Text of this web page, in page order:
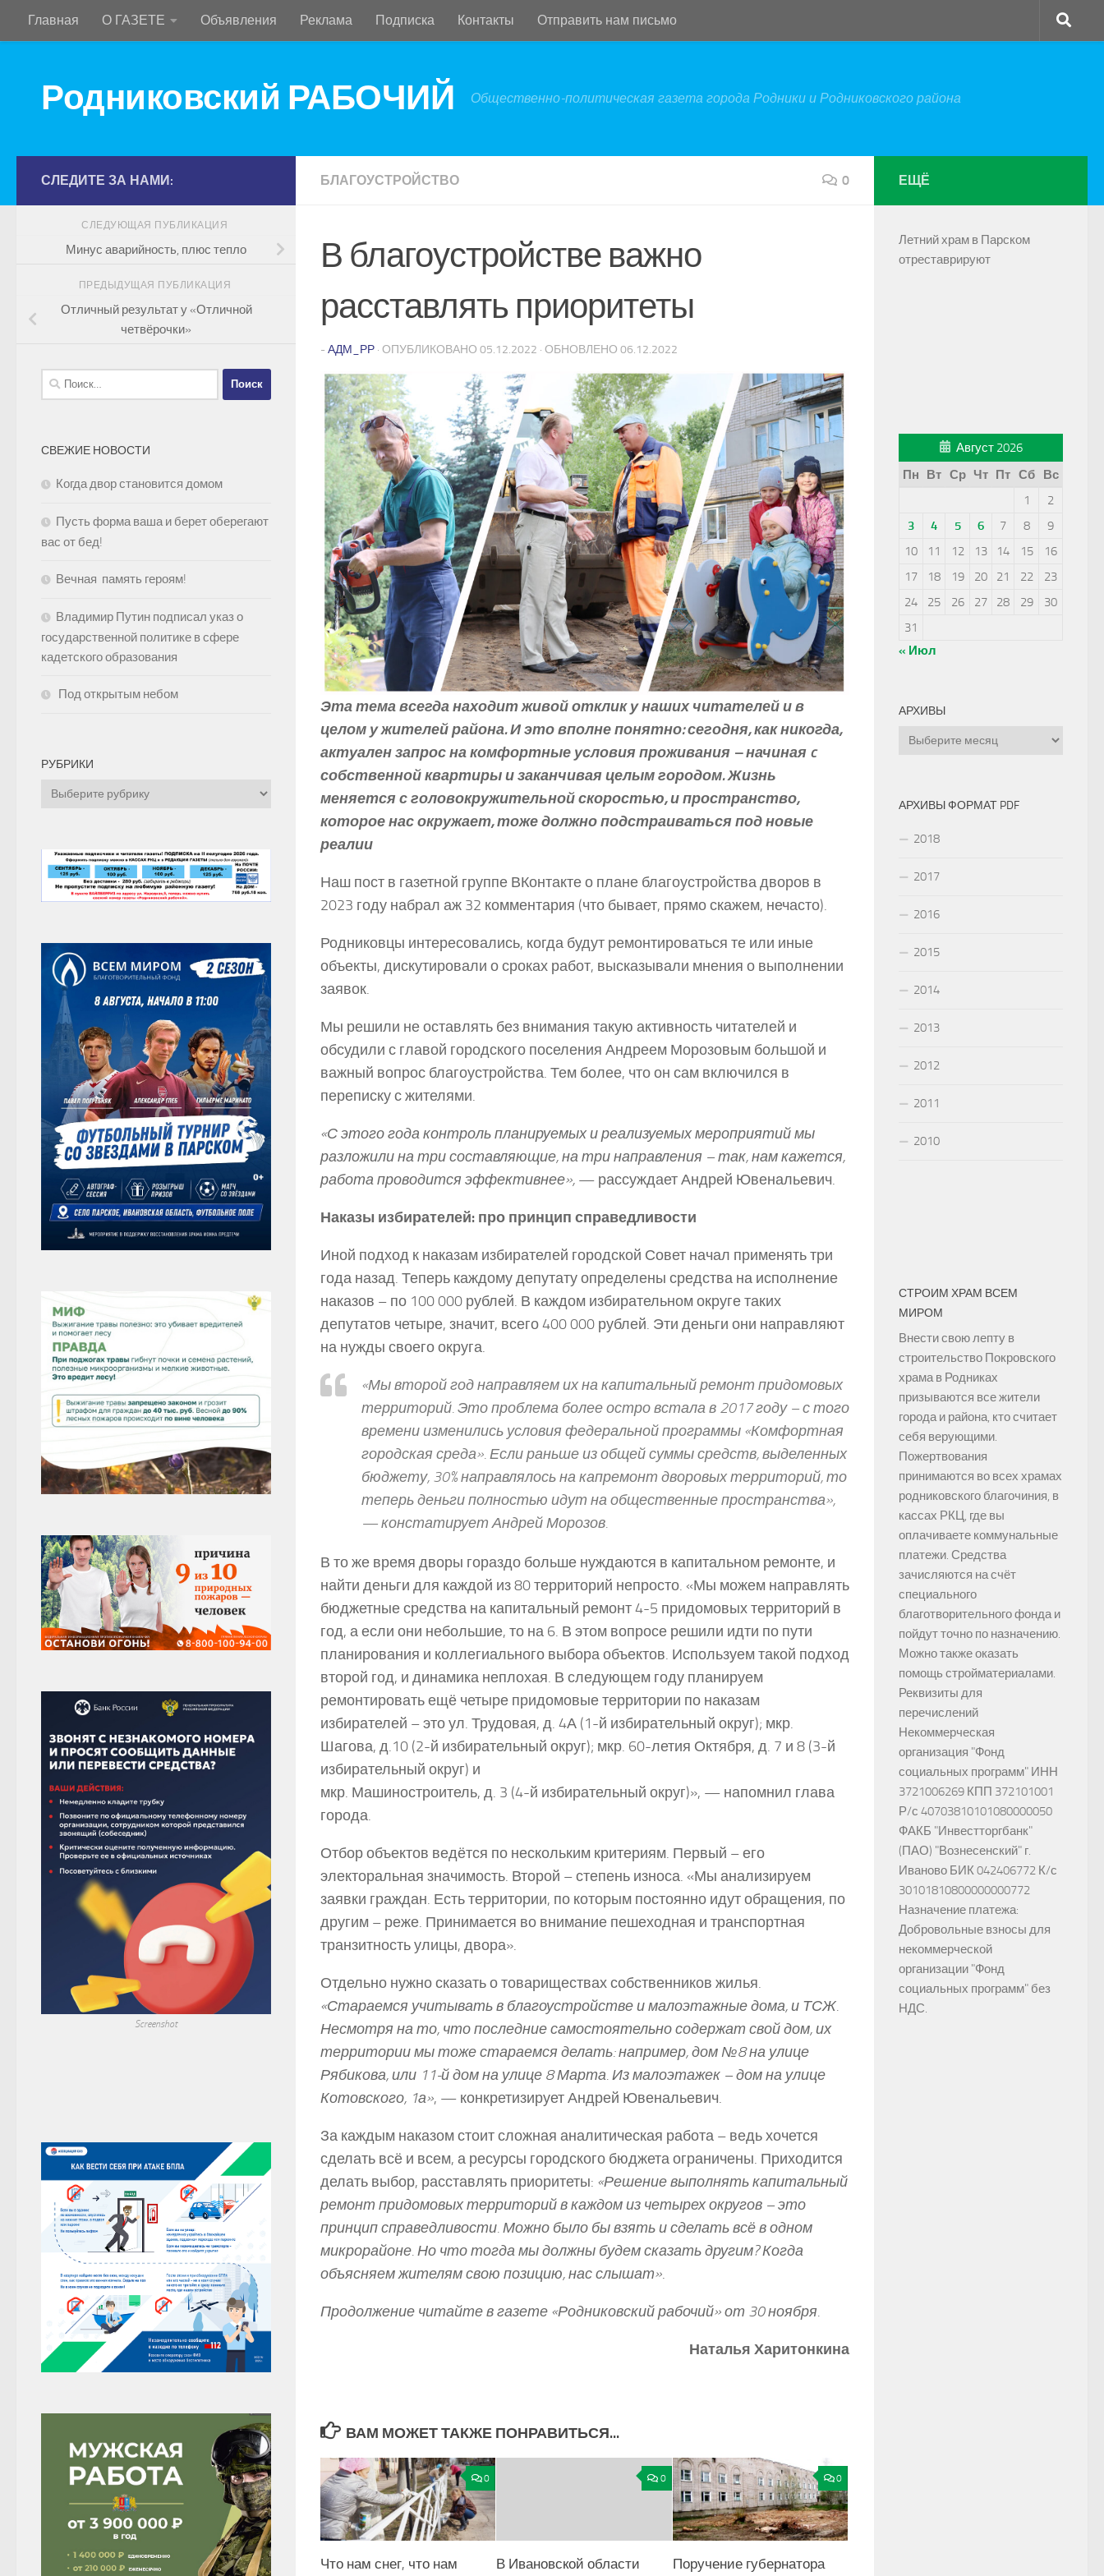
Перейти к содержимому
Главная О ГАЗЕТЕ Объявления Реклама Подписка Контакты Отправить нам письмо
Родниковский РАБОЧИЙ Общественно-политическая газета города Родники и Родниковского района
БЛАГОУСТРОЙСТВО 0
В благоустройстве важно
расставлять приоритеты
- АДМ_РР · ОПУБЛИКОВАНО 05.12.2022 · ОБНОВЛЕНО 06.12.2022
Эта тема всегда находит живой отклик у наших читателей и в
целом у жителей района. И это вполне понятно: сегодня, как никогда,
актуален запрос на комфортные условия проживания – начиная c
собственной квартиры и заканчивая целым городом. Жизнь
меняется с головокружительной скоростью, и пространство,
которое нас окружает, тоже должно подстраиваться под новые
реалии
Наш пост в газетной группе ВКонтакте о плане благоустройства дворов в
2023 году набрал аж 32 комментария (что бывает, прямо скажем, нечасто).
Родниковцы интересовались, когда будут ремонтироваться те или иные
объекты, дискутировали о сроках работ, высказывали мнения о выполнении
заявок.
Мы решили не оставлять без внимания такую активность читателей и
обсудили с главой городского поселения Андреем Морозовым большой и
важный вопрос благоустройства. Тем более, что он сам включился в
переписку с жителями.
«С этого года контроль планируемых и реализуемых мероприятий мы
разложили на три составляющие, на три направления – так, нам кажется,
работа проводится эффективнее», — рассуждает Андрей Ювенальевич.
Наказы избирателей: про принцип справедливости
Иной подход к наказам избирателей городской Совет начал применять три
года назад. Теперь каждому депутату определены средства на исполнение
наказов – по 100 000 рублей. В каждом избирательном округе таких
депутатов четыре, значит, всего 400 000 рублей. Эти деньги они направляют
на нужды своего округа.
«Мы второй год направляем их на капитальный ремонт придомовых
территорий. Это проблема более остро встала в 2017 году – с того
времени изменились условия федеральной программы «Комфортная
городская среда». Если раньше из общей суммы средств, выделенных
бюджету, 30% направлялось на капремонт дворовых территорий, то
теперь деньги полностью идут на общественные пространства»,
— констатирует Андрей Морозов.
В то же время дворы гораздо больше нуждаются в капитальном ремонте, и
найти деньги для каждой из 80 территорий непросто. «Мы можем направлять
бюджетные средства на капитальный ремонт 4-5 придомовых территорий в
год, а если они небольшие, то на 6. В этом вопросе решили идти по пути
планирования и коллегиального выбора объектов. Используем такой подход
второй год, и динамика неплохая. В следующем году планируем
ремонтировать ещё четыре придомовые территории по наказам
избирателей – это ул. Трудовая, д. 4А (1-й избирательный округ); мкр.
Шагова, д.10 (2-й избирательный округ); мкр. 60-летия Октября, д. 7 и 8 (3-й
избирательный округ) и
мкр. Машиностроитель, д. 3 (4-й избирательный округ)», — напомнил глава
города.
Отбор объектов ведётся по нескольким критериям. Первый – его
электоральная значимость. Второй – степень износа. «Мы анализируем
заявки граждан. Есть территории, по которым постоянно идут обращения, по
другим – реже. Принимается во внимание пешеходная и транспортная
транзитность улицы, двора».
Отдельно нужно сказать о товариществах собственников жилья.
«Стараемся учитывать в благоустройстве и малоэтажные дома, и ТСЖ.
Несмотря на то, что последние самостоятельно содержат свой дом, их
территории мы тоже стараемся делать: например, дом №8 на улице
Рябикова, или 11-й дом на улице 8 Марта. Из малоэтажек – дом на улице
Котовского, 1а», — конкретизирует Андрей Ювенальевич.
За каждым наказом стоит сложная аналитическая работа – ведь хочется
сделать всё и всем, а ресурсы городского бюджета ограничены. Приходится
делать выбор, расставлять приоритеты: «Решение выполнять капитальный
ремонт придомовых территорий в каждом из четырех округов – это
принцип справедливости. Можно было бы взять и сделать всё в одном
микрорайоне. Но что тогда мы должны будем сказать другим? Когда
объясняем жителям свою позицию, нас слышат».
Продолжение читайте в газете «Родниковский рабочий» от 30 ноября.
Наталья Харитонкина
ВАМ МОЖЕТ ТАКЖЕ ПОНРАВИТЬСЯ...
0
Что нам снег, что нам
0
В Ивановской области
0
Поручение губернатора
СЛЕДИТЕ ЗА НАМИ:
СЛЕДУЮЩАЯ ПУБЛИКАЦИЯ
Минус аварийность, плюс тепло
ПРЕДЫДУЩАЯ ПУБЛИКАЦИЯ
Отличный результат у «Отличной
четвёрочки»
Найти:
СВЕЖИЕ НОВОСТИ
Когда двор становится домом
Пусть форма ваша и берет оберегают
вас от бед!
Вечная память героям!
Владимир Путин подписал указ о
государственной политике в сфере
кадетского образования
Под открытым небом
РУБРИКИ
Рубрики
Screenshot
ЕЩЁ
Летний храм в Парском
отреставрируют
Август 2026
Пн
Вт Ср Чт Пт Сб
Вс
1
2
3
4 5 6 7 8
9
10
11 12 13 14 15
16
17
18 19 20 21 22
23
24
25 26 27 28 29
30
31
« Июл
АРХИВЫ
Архивы
АРХИВЫ ФОРМАТ PDF
2018
2017
2016
2015
2014
2013
2012
2011
2010
СТРОИМ ХРАМ ВСЕМ
МИРОМ
Внести свою лепту в
строительство Покровского
храма в Родниках
призываются все жители
города и района, кто считает
себя верующими.
Пожертвования
принимаются во всех храмах
родниковского благочиния, в
кассах РКЦ, где вы
оплачиваете коммунальные
платежи. Средства
зачисляются на счёт
специального
благотворительного фонда и
пойдут точно по назначению.
Можно также оказать
помощь стройматериалами.
Реквизиты для
перечислений
Некоммерческая
организация "Фонд
социальных программ" ИНН
3721006269 КПП 372101001
Р/с 40703810101080000050
ФАКБ "Инвестторгбанк"
(ПАО) "Вознесенский" г.
Иваново БИК 042406772 К/с
30101810800000000772
Назначение платежа:
Добровольные взносы для
некоммерческой
организации "Фонд
социальных программ" без
НДС.